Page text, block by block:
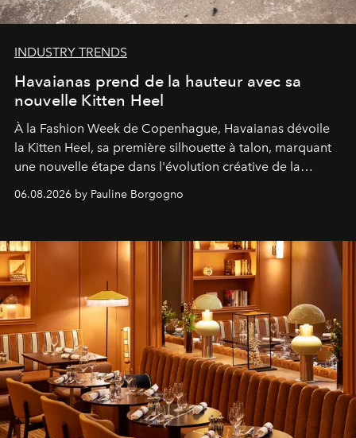
INDUSTRY TRENDS
Havaianas prend de la hauteur avec sa
nouvelle Kitten Heel
À la Fashion Week de Copenhague, Havaianas dévoile
la Kitten Heel, sa première silhouette à talon, marquant
une nouvelle étape dans l'évolution créative de la
06.08.2026 by Pauline Borgogno